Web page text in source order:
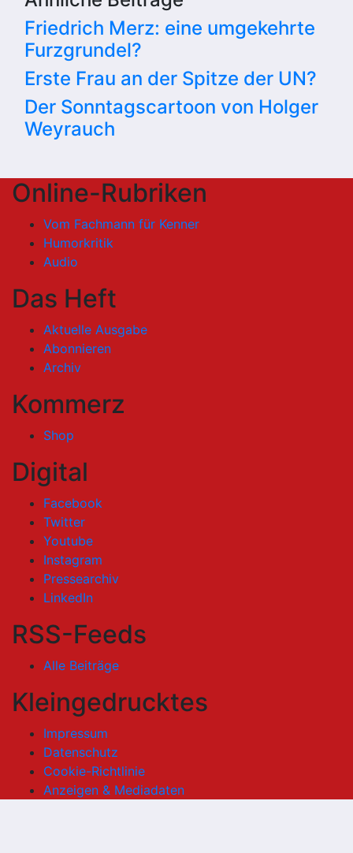
Friedrich Merz: eine umgekehrte
Furzgrundel?
Erste Frau an der Spitze der UN?
Der Sonntagscartoon von Holger
Weyrauch
Online-Rubriken
Vom Fachmann für Kenner
Humorkritik
Audio
Das Heft
Aktuelle Ausgabe
Abonnieren
Archiv
Kommerz
Shop
Digital
Facebook
Twitter
Youtube
Instagram
Pressearchiv
LinkedIn
RSS-Feeds
Alle Beiträge
Kleingedrucktes
Impressum
Datenschutz
Cookie-Richtlinie
Anzeigen & Mediadaten